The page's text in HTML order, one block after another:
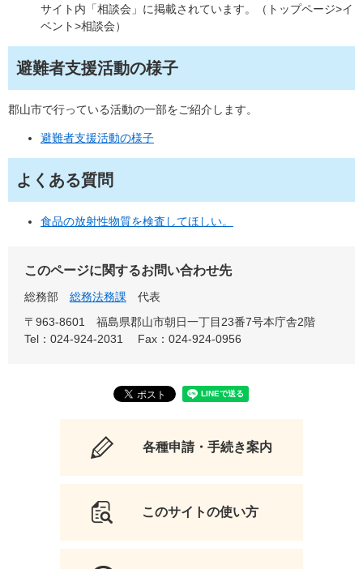
サイト内「相談会」に掲載されています。（トップページ>イ
ベント>相談会）
避難者支援活動の様子
郡山市で行っている活動の一部をご紹介します。
避難者支援活動の様子
よくある質問
食品の放射性物質を検査してほしい。
このページに関するお問い合わせ先
総務部 総務法務課
代表
〒963-8601
福島県郡山市朝日一丁目23番7号本庁舎2階
Tel：024-924-2031
Fax：024-924-0956
各種申請・手続き案内
このサイトの使い方